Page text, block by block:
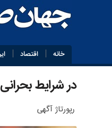
خانه اقتصاد
در شرایط بحرانی تبلیغ کنیم
رپورتاژ آگهی